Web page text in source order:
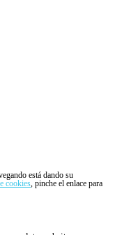
está dando su
cookies, pinche el enlace para